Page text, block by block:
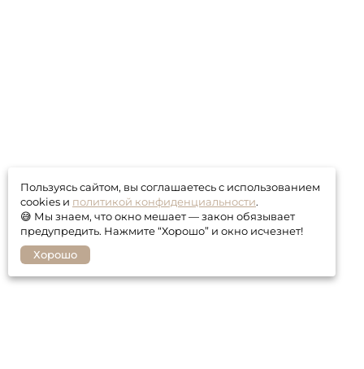
Пользуясь сайтом, вы соглашаетесь с использованием
cookies и политикой конфиденциальности.
😅 Мы знаем, что окно мешает — закон обязывает
предупредить. Нажмите “Хорошо” и окно исчезнет!
Хорошо